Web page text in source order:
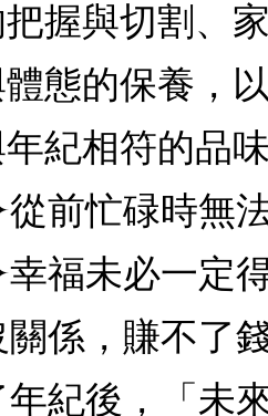
握與切割、
態的保養，
紀相符的品
前忙碌時無
福未必一定
係，賺不了
紀後，「未